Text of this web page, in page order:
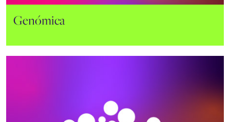
Electron Microscopy
Genómica